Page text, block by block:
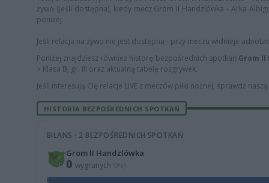
żywo (jeśli dostępna), kiedy mecz Grom II Handzlówka - Arka
poniżej.
Jeśli relacja na żywo nie jest dostępna - przy meczu widnieje
Poniżej znajdziesz również historę bezpośrednich spotkań Grom II
> Klasa B, gr. III oraz aktualną tabelę rozgrywek.
Jeśli interesują Cię relacje LIVE z meczów piłki nożnej, sprawdź
HISTORIA BEZPOŚREDNICH SPOTKAŃ
BILANS · 2 BEZPOŚREDNICH SPOTKAŃ
Grom II Handzlówka
0 wygranych (0%)